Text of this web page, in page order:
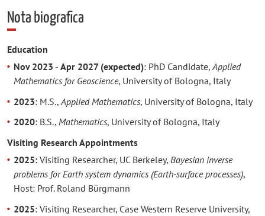
Nota biografica
Education
Nov 2023 -Apr 2027 (expected): PhD Candidate,Applied
Mathematics for Geoscience, University of Bologna, Italy
2023: M.S.,Applied Mathematics, University of Bologna, Italy
2020: B.S.,Mathematics, University of Bologna, Italy
Visiting Research Appointments
2025:Visiting Researcher, UC Berkeley, Bayesian inverse
problems for Earth system dynamics (Earth-surface processes),
Host: Prof. Roland Bürgmann
2025: Visiting Researcher, Case Western Reserve University,